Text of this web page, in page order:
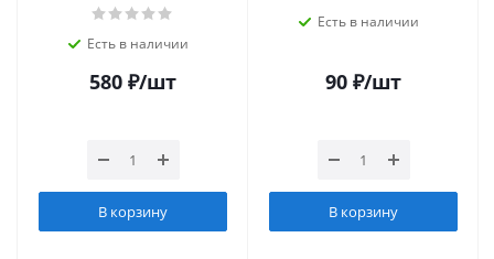
Есть в наличии
580 ₽/шт
В корзину
Есть в наличии
90 ₽/шт
В корзину